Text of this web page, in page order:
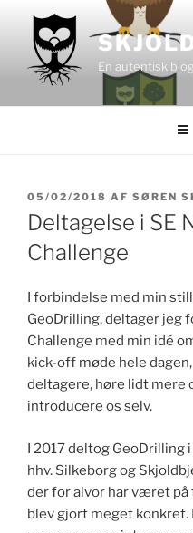
indhold
En autentisk
UDGIVET
DEN
05/02/2018 AF SØREN
Deltagelse i SE
Challenge
I forbindelse med min
GeoDrilling, deltager jeg
Challenge med min idé
kick-off møde hele
deltagere, høre lidt mere
introducere os selv.
I 2017 deltog
hhv. Silkeborg og
der for alvor har været
blev gjort meget